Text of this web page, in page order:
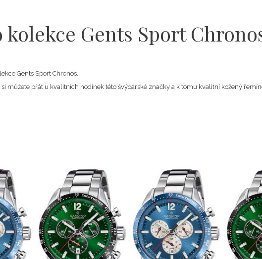
Gents Sport
Gents Sport Chronos.
můžete přát u kvalitních hodinek této švýcarské značky a k tomu kvalitní kožený